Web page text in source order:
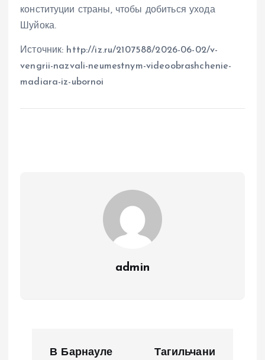
конституции страны, чтобы добиться ухода
Шуйока.
Источник: http://iz.ru/2107588/2026-06-02/v-
vengrii-nazvali-neumestnym-videoobrashchenie-
madiara-iz-ubornoi
admin
В Барнауле
Тагильчани